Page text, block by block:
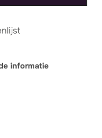
informatie